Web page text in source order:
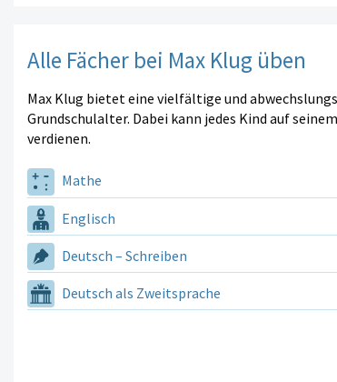
Alle Fächer bei Max Klug üben
Max Klug bietet eine vielfältige und
Grundschulalter. Dabei kann jedes Kind auf
verdienen.
Mathe
Englisch
Deutsch – Schreiben
Deutsch als Zweitsprache